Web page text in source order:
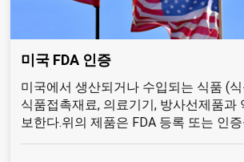
미국 FDA 인증
미국에서 생산되거나 수입되는 식품 (
식품접촉재료, 의료기기, 방사선제품과
보한다.위의 제품은 FDA 등록 또는 인
다...